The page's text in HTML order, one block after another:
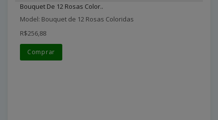
Bouquet De 12 Rosas Color..
Model: Bouquet de 12 Rosas Coloridas
R$256,88
Comprar